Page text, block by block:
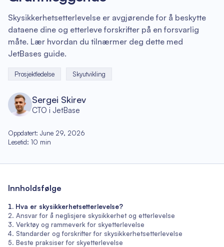
Skysikkerhetsetterlevelse er avgjørende for å beskytte
dataene dine og etterleve forskrifter på en forsvarlig
måte. Lær hvordan du tilnærmer deg dette med
JetBases guide.
Prosjektledelse Skyutvikling
Sergei Skirev
CTO i JetBase
Oppdatert: June 29, 2026
Lesetid: 10 min
Innholdsfølge
Hva er skysikkerhetsetterlevelse?
Ansvar for å neglisjere skysikkerhet og etterlevelse
Verktøy og rammeverk for skyetterlevelse
Standarder og forskrifter for skysikkerhetsetterlevelse
Beste praksiser for skyetterlevelse